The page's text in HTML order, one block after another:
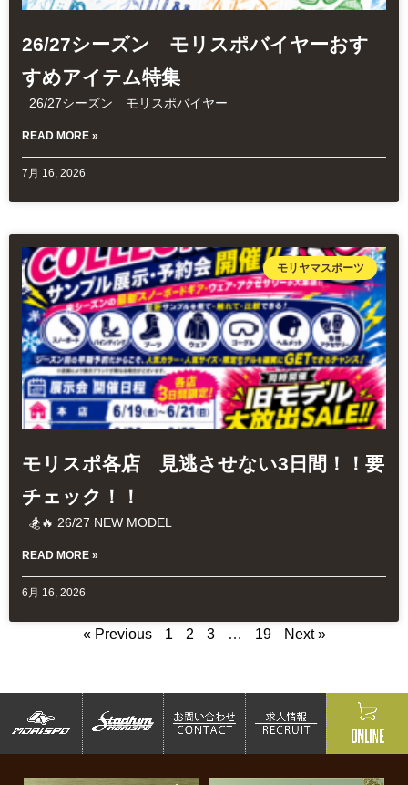
26/27シーズン モリスポバイヤーおす
すめアイテム特集
26/27シーズン モリスポバイヤー
READ MORE »
7月 16, 2026
モリヤマスポーツ
モリスポ各店 見逃させない3日間！！要
チェック！！
🏂🔥 26/27 NEW MODEL
READ MORE »
6月 16, 2026
« Previous 1 2 3 … 19 Next »